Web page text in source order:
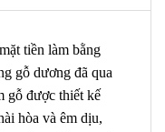
tiền làm bằng
gỗ dương đã qua
gỗ được thiết kế
hòa và êm dịu,